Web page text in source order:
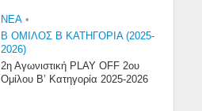
NEA •
Β ΟΜΙΛΟΣ Β ΚΑΤΗΓΟΡΙΑ (2025-
2026)
2η Αγωνιστική PLAY OFF 2ου
Ομίλου Β’ Κατηγορία 2025-2026